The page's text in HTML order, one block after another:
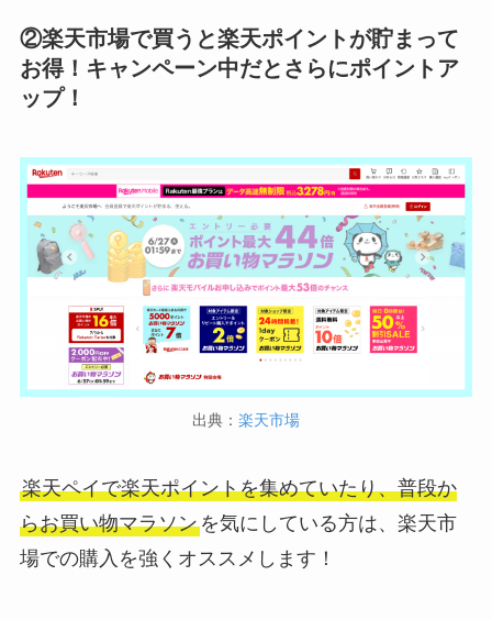
②楽天市場で買うと楽天ポイントが貯まって
お得！キャンペーン中だとさらにポイントア
ップ！
出典： 楽天市場
楽天ペイで楽天ポイントを集めていたり、普段か
らお買い物マラソンを気にしている方は、楽天市
場での購入を強くオススメします！